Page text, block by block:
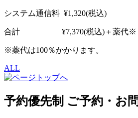
システム通信料 ¥1,320(税込)
合計 ¥7,370(税込)＋薬代※
※薬代は100％かかります。
ALL
予約優先制 ご予約・お